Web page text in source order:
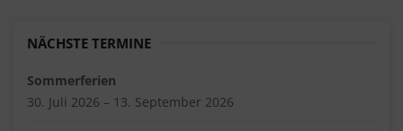
NÄCHSTE TERMINE
Sommerferien
30. Juli 2026 – 13. September 2026